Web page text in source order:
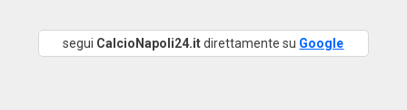
segui CalcioNapoli24.itdirettamente su Google